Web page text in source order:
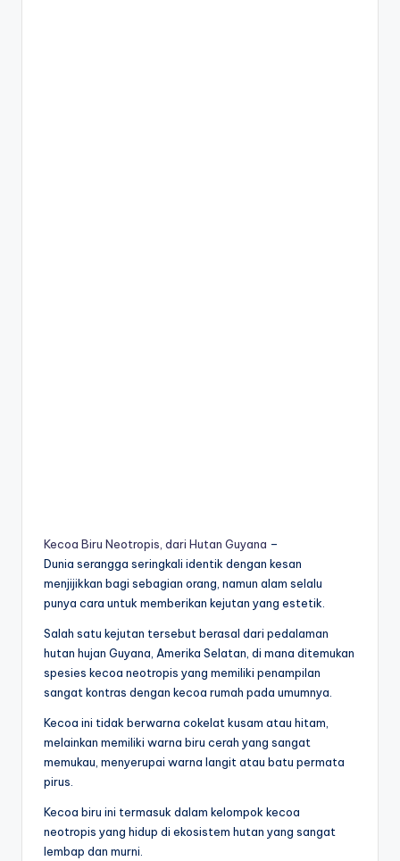
Kecoa Biru Neotropis, dari Hutan Guyana –
Dunia serangga seringkali identik dengan kesan
menjijikkan bagi sebagian orang, namun alam selalu
punya cara untuk memberikan kejutan yang estetik.
Salah satu kejutan tersebut berasal dari pedalaman
hutan hujan Guyana, Amerika Selatan, di mana ditemukan
spesies kecoa neotropis yang memiliki penampilan
sangat kontras dengan kecoa rumah pada umumnya.
Kecoa ini tidak berwarna cokelat kusam atau hitam,
melainkan memiliki warna biru cerah yang sangat
memukau, menyerupai warna langit atau batu permata
pirus.
Kecoa biru ini termasuk dalam kelompok kecoa
neotropis yang hidup di ekosistem hutan yang sangat
lembap dan murni.